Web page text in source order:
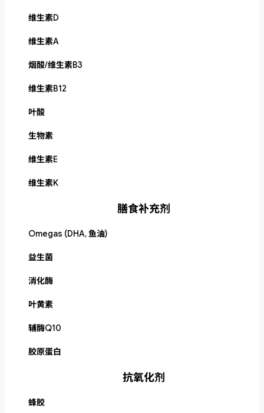
维生素D
维生素A
烟酸/维生素B3
维生素B12
叶酸
生物素
维生素E
维生素K
膳食补充剂
Omegas (DHA, 鱼油)
益生菌
消化酶
叶黄素
辅酶Q10
胶原蛋白
抗氧化剂
蜂胶